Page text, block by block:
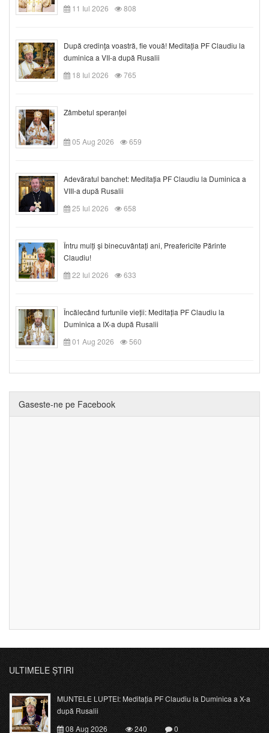
11 Iul 2026
808
După credinţa voastră, fie vouă! Meditația PF Claudiu la
duminica a VII-a după Rusalii
18 Iul 2026
765
Zâmbetul speranței
05 Aug 2026 659
Adevăratul banchet: Meditația PF Claudiu la Duminica a
VIII-a după Rusalii
25 Iul 2026
658
Întru mulți și binecuvântați ani, Preafericite Părinte
Claudiu!
22 Iul 2026
633
Încălecând furtunile vieții: Meditația PF Claudiu la
Duminica a IX-a după Rusalii
01 Aug 2026
560
Gaseste-ne pe Facebook
ULTIMELE ȘTIRI
MUNTELE LUPTEI: Meditația PF Claudiu la Duminica a X-a
după Rusalii
08 Aug 2026
240 0